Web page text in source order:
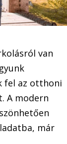
van
fel az otthoni
A modern
már